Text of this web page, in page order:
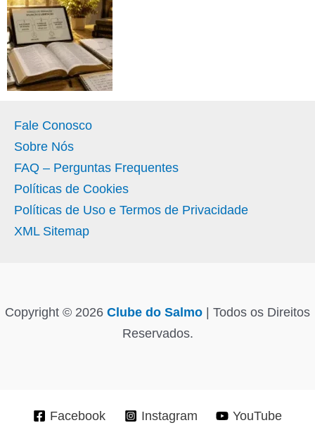
Fale Conosco
Sobre Nós
FAQ – Perguntas Frequentes
Políticas de Cookies
Políticas de Uso e Termos de Privacidade
XML Sitemap
Copyright © 2026 Clube do Salmo | Todos os Direitos
Reservados.
Facebook Instagram YouTube